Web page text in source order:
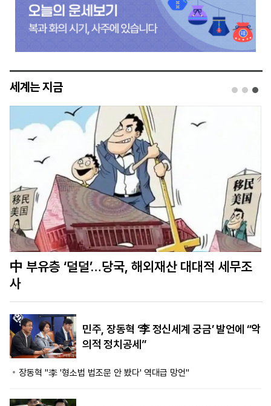
세계는 지금
시진핑 방미 앞두고…中, 美기업 제재·드론 수출
제한 발표
민주, 장동혁 ‘李 정신세계 궁금’ 발언에 “악
의적 정치공세”
장동혁 "李 '형소법 법조문 안 봤다' 역대급 망언"